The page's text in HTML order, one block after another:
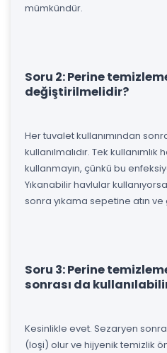
mümkündür.
Soru 2: Perine
değiştirilmelidir?
Her tuvalet kullanımından
kullanılmalıdır. Tek
kullanmayın, çünkü bu
Yıkanabilir havlular
sonra yıkama sepetine atın ve
Soru 3: Perine
sonrası da
Kesinlikle evet. Sezaryen
(loşi) olur ve hijyenik temizlik